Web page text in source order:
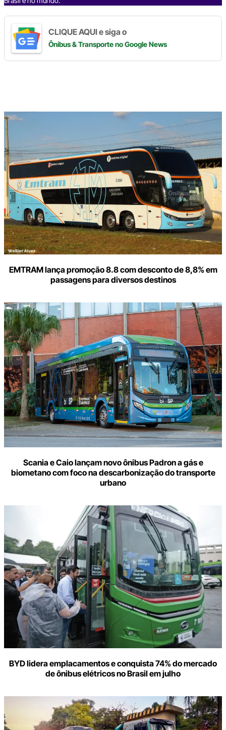
CLIQUE AQUI e siga o
Ônibus & Transporteno Google News
EMTRAM lança promoção 8.8 com desconto de 8,8% em
passagens para diversos destinos
Scania e Caio lançam novo ônibus Padron a gás e
biometano com foco na descarbonização do transporte
urbano
BYD lidera emplacamentos e conquista 74% do mercado
de ônibus elétricos no Brasil em julho
Digite
aqui
o
seu
e-
mail